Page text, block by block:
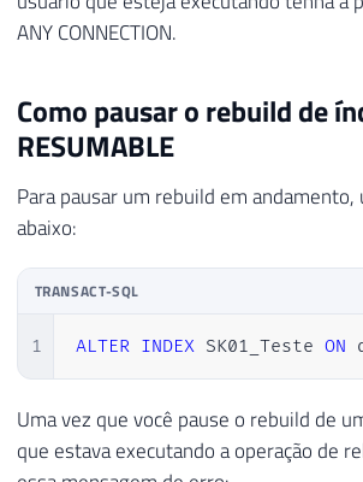
ANY CONNECTION.
Como pausar o rebuild de
RESUMABLE
Para pausar um rebuild em
abaixo:
TRANSACT-SQL
1 ALTER INDEX SK01_Teste ON
Uma vez que você pause o rebuild de
que estava executando a operação de